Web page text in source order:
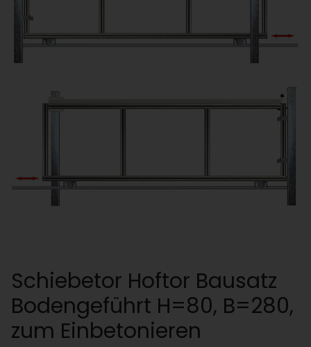
Schiebetor Hoftor Bausatz
Bodengeführt H=80, B=280,
zum Einbetonieren